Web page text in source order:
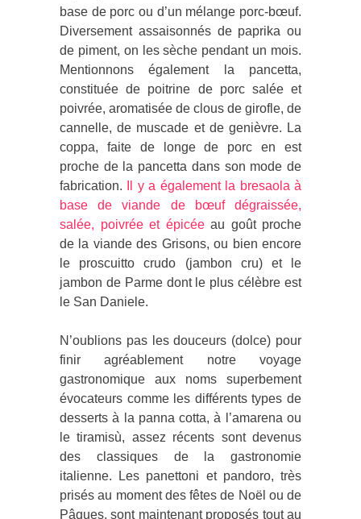
base de porc ou d’un mélange porc-bœuf.
Diversement assaisonnés de paprika ou
de piment, on les sèche pendant un mois.
Mentionnons également la pancetta,
constituée de poitrine de porc salée et
poivrée, aromatisée de clous de girofle, de
cannelle, de muscade et de genièvre. La
coppa, faite de longe de porc en est
proche de la pancetta dans son mode de
fabrication.
Il y a également la bresaola à
base de viande de bœuf dégraissée,
salée, poivrée et épicée au goût proche
de la viande des Grisons, ou bien encore
le proscuitto crudo (jambon cru) et le
jambon de Parme dont le plus célèbre est
le San Daniele.
N’oublions pas les douceurs (dolce) pour
finir agréablement notre voyage
gastronomique aux noms superbement
évocateurs comme les différents types de
desserts à la panna cotta, à l’amarena ou
le tiramisù, assez récents sont devenus
des classiques de la gastronomie
italienne. Les panettoni et pandoro, très
prisés au moment des fêtes de Noël ou de
Pâques, sont maintenant proposés tout au